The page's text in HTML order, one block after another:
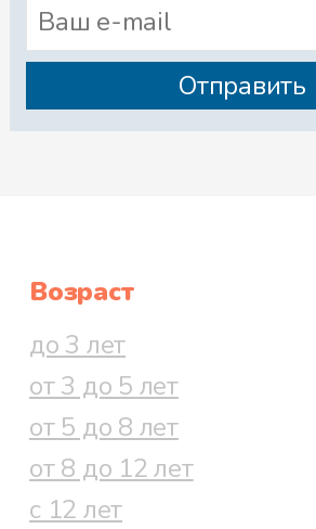
Возраст
до 3 лет
от 3 до 5 лет
от 5 до 8 лет
от 8 до 12 лет
с 12 лет